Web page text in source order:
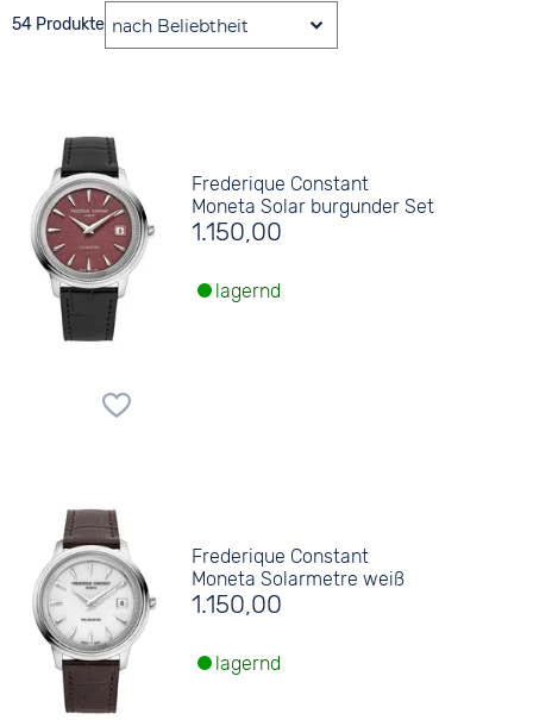
54 Produkte
Frederique Constant
Moneta Solar burgunder Set
1.150,00
lagernd
Frederique Constant
Moneta Solarmetre weiß
1.150,00
lagernd